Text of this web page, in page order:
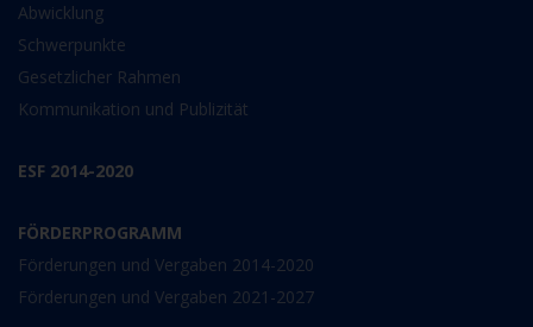
Abwicklung
Schwerpunkte
Gesetzlicher Rahmen
Kommunikation und Publizität
ESF 2014-2020
FÖRDERPROGRAMM
Förderungen und Vergaben 2014-2020
Förderungen und Vergaben 2021-2027